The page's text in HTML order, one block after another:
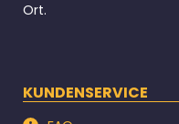
Ort.
KUNDENSERVICE